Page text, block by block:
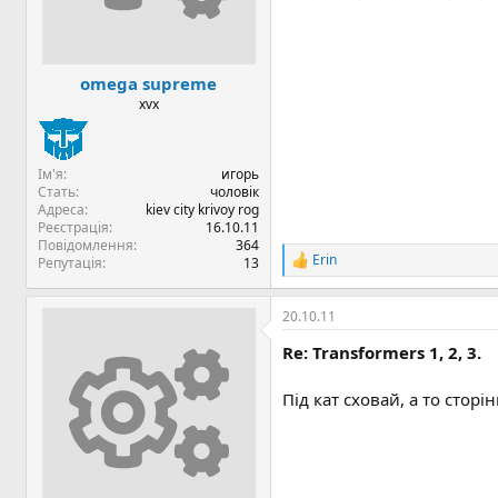
omega supreme
xvx
Ім'я
игорь
Стать
чоловік
Адреса
kiev city krivoy rog
Реєстрація
16.10.11
Повідомлення
364
Репутація
13
Р
е
а
к
і
:
Erin
20.10.11
Re: Transformers 1, 2, 3.
Під кат сховай, а то